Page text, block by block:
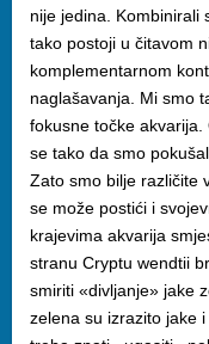
nije jedina. Kombinirali
tako postoji u čitavom
komplementarnom
naglašavanja. Mi smo
fokusne točke
se tako da smo
Zato smo bilje različite
se može postići i
krajevima akvarija
stranu Cryptu wendtii
smiriti «divljanje» jake
zelena su izrazito jake